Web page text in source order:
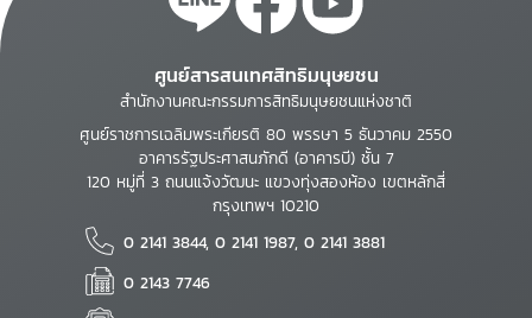
ศูนย์สารสนเทศสิทธิมนุษยชน
สำนักงานคณะกรรมการสิทธิมนุษยชนแห่งชาติ
ศูนย์ราชการเฉลิมพระเกียรติ 80 พรรษา 5 ธันวาคม 2550
อาคารรัฐประศาสนภักดี (อาคารบี) ชั้น 7
120 หมู่ที่ 3 ถนนแจ้งวัฒนะ แขวงทุ่งสองห้อง เขตหลักสี่
กรุงเทพฯ 10210
0 2141 3844, 0 2141 1987, 0 2141 3881
0 2143 7746